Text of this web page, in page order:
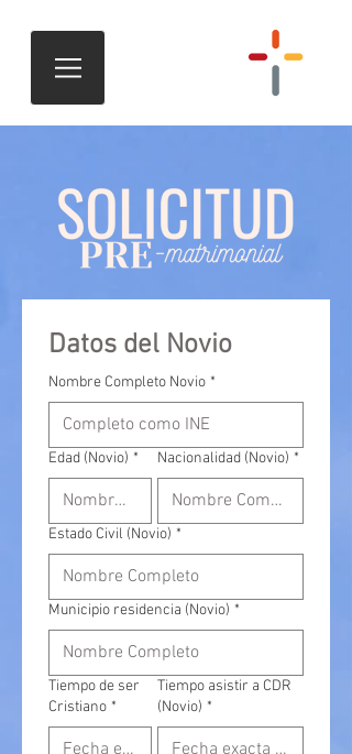
Datos del Novio
Nombre Completo Novio *
Edad (Novio) * Nacionalidad (Novio) *
Estado Civil (Novio) *
Municipio residencia (Novio) *
Tiempo de ser
Cristiano *
Tiempo asistir a CDR
(Novio) *